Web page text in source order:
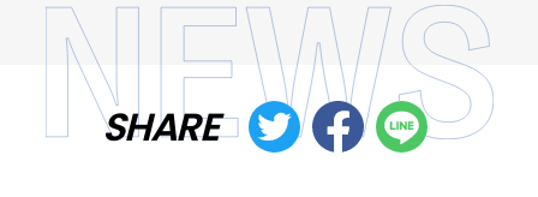
SHARE